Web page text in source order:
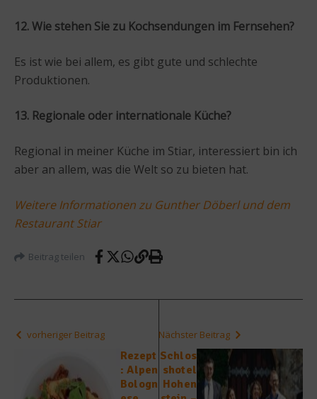
12. Wie stehen Sie zu Kochsendungen im Fernsehen?
Es ist wie bei allem, es gibt gute und schlechte
Produktionen.
13. Regionale oder internationale Küche?
Regional in meiner Küche im Stiar, interessiert bin ich
aber an allem, was die Welt so zu bieten hat.
Weitere Informationen zu Gunther Döberl und dem
Restaurant Stiar
Beitrag teilen
vorheriger Beitrag
Rezept
: Alpen
Bologn
Nächster Beitrag
Schlos
shotel
Hohen